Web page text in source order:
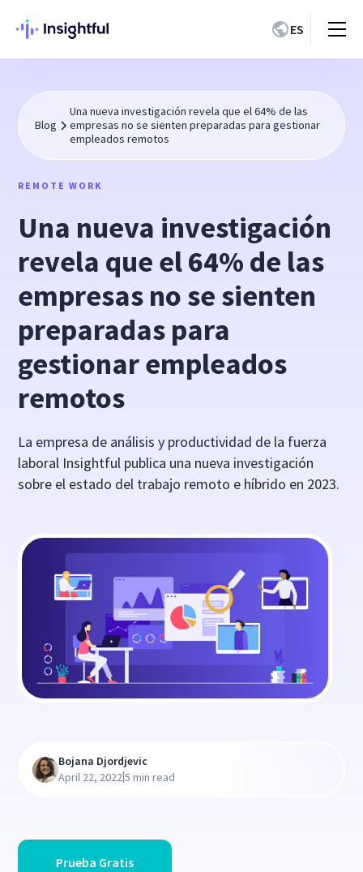
ES
Blog
Una nueva investigación revela que el 64% de las
empresas no se sienten preparadas para gestionar
empleados remotos
REMOTE WORK
Una nueva investigación
revela que el 64% de las
empresas no se sienten
preparadas para
gestionar empleados
remotos
La empresa de análisis y productividad de la fuerza
laboral Insightful publica una nueva investigación
sobre el estado del trabajo remoto e híbrido en 2023.
Prueba Gratis
Bojana Djordjevic
April 22, 2022|5 min read